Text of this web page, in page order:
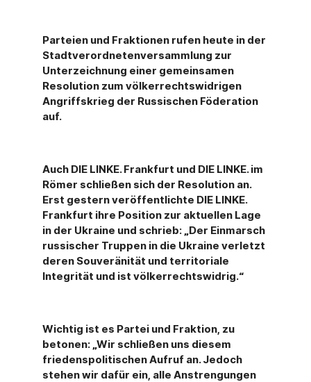
Parteien und Fraktionen rufen heute in der
Stadtverordnetenversammlung zur
Unterzeichnung einer gemeinsamen
Resolution zum völkerrechtswidrigen
Angriffskrieg der Russischen Föderation
auf.
Auch DIE LINKE. Frankfurt und DIE LINKE. im
Römer schließen sich der Resolution an.
Erst gestern veröffentlichte DIE LINKE.
Frankfurt ihre Position zur aktuellen Lage
in der Ukraine und schrieb: „Der Einmarsch
russischer Truppen in die Ukraine verletzt
deren Souveränität und territoriale
Integrität und ist völkerrechtswidrig.“
Wichtig ist es Partei und Fraktion, zu
betonen: „Wir schließen uns diesem
friedenspolitischen Aufruf an. Jedoch
stehen wir dafür ein, alle Anstrengungen